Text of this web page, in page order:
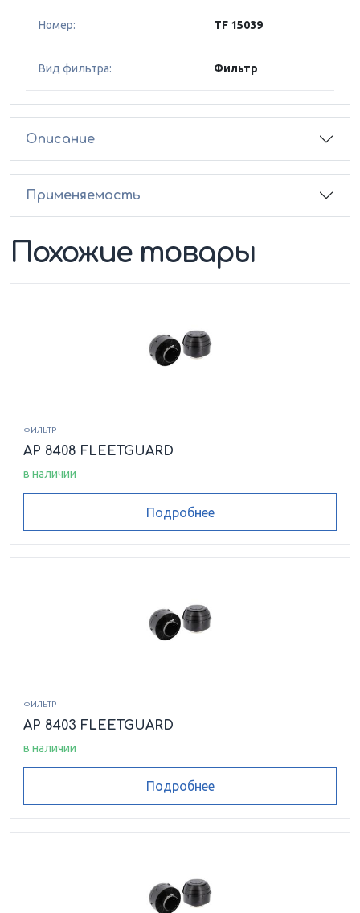
Номер: TF 15039
Вид фильтра: Фильтр
Описание
Применяемость
Похожие товары
ФИЛЬТР
AP 8408 FLEETGUARD
в наличии
Подробнее
ФИЛЬТР
AP 8403 FLEETGUARD
в наличии
Подробнее